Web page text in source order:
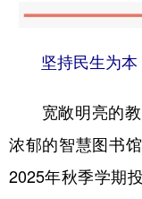
坚持民生为
宽敞明亮的教
浓郁的智慧图书
2025年秋季学期